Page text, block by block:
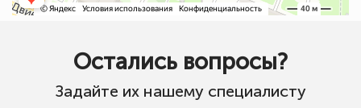
Остались вопросы?
Задайте их нашему специалисту